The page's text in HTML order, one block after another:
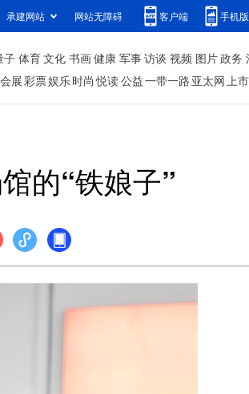
承建网站 网站无障碍 客户端 手机版
子 体育文化 书画健康 军事访谈 视频 图片政务
会展彩票娱乐时尚 悦读公益一带一路 亚太网上
的“铁娘子”